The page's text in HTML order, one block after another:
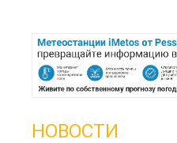
НОВОСТИ